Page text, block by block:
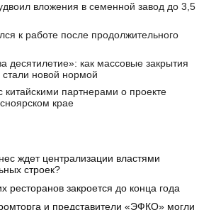
вложения в семенной завод до 3,5
к работе после продолжительного
десятилетие»: как массовые закрытия
новой нормой
китайскими партнерами о проекте
крае
ждет централизации властями
строек?
ресторанов закроется до конца года
и представители «ЭФКО» могли